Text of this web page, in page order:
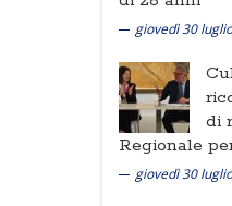
giovedì 30
di
Regionale
giovedì 30